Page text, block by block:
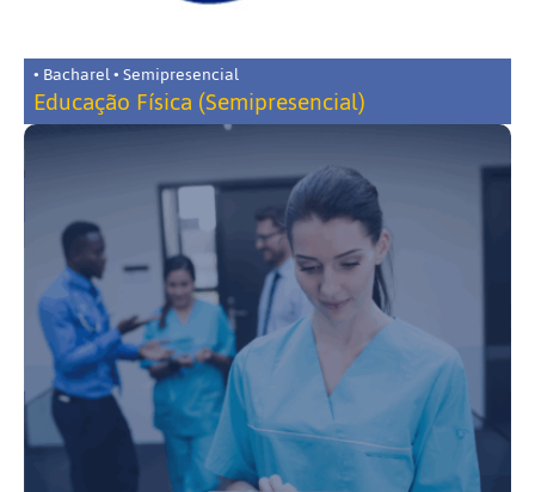
• Bacharel • Semipresencial
Educação Física (Semipresencial)